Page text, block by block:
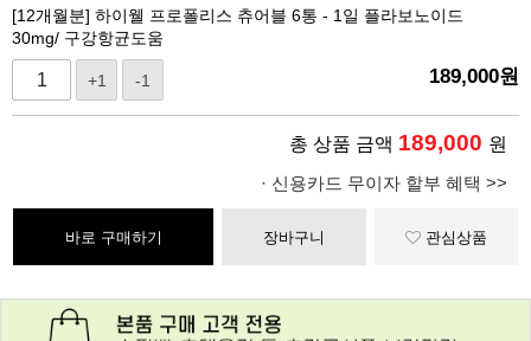
[12개월분] 하이웰 프로폴리스 츄어블 6통 - 1일 플라보노이드
30mg/ 구강항균도움
+1 -1 189,000원
총 상품 금액 189,000 원
· 신용카드 무이자 할부 혜택 >>
바로 구매하기 장바구니 관심상품